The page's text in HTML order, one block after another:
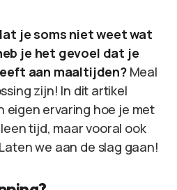
je soms niet weet wat
je het gevoel dat je
aan maaltijden?Meal
zijn! In dit artikel
eigen ervaring hoe je met
tijd, maar vooral ook
we aan de slag gaan!